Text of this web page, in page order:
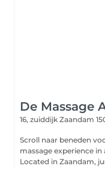
De Massage
16, zuiddijk Zaandam
Scroll naar beneden voor Nederlands
massage experience
Located in Zaandam,